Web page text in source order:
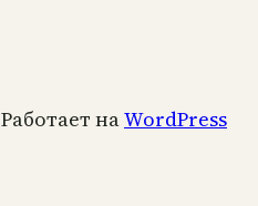
Работает наWordPress